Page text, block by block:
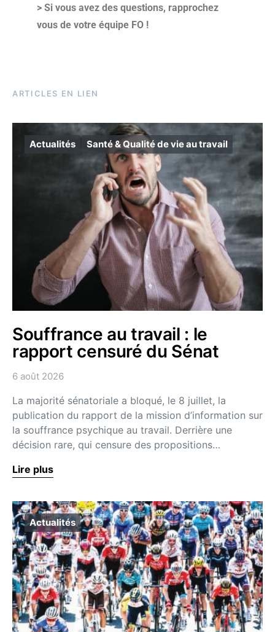
> Si vous avez des questions, rapprochez
vous de votre équipe FO !
ARTICLES EN LIEN
Actualités Santé & Qualité de vie au travail
Souffrance au travail : le
rapport censuré du Sénat
6 août 2026
La majorité sénatoriale a bloqué, le 8 juillet, la
publication du rapport de la mission d’information sur
la souffrance psychique au travail. Derrière une
décision rare, qui censure des propositions…
Lire plus
Actualités